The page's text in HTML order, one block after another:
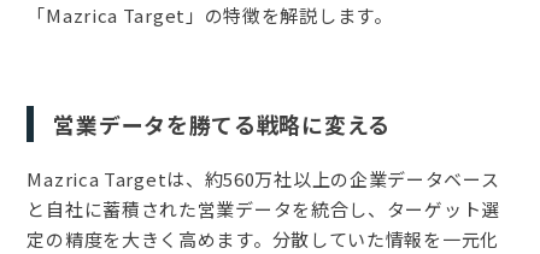
「Mazrica Target」の特徴を解説します。
営業データを勝てる戦略に変える
Mazrica Targetは、約560万社以上の企業データベース
と自社に蓄積された営業データを統合し、ターゲット選
定の精度を大きく高めます。分散していた情報を一元化